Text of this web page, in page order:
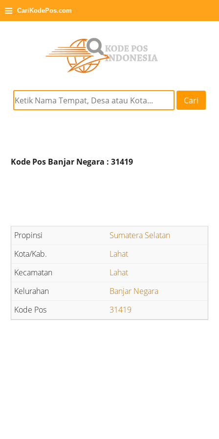
≡ CariKodePos.com
Cari
Kode Pos Banjar Negara : 31419
Sumatera Selatan
Lahat
Lahat
Banjar Negara
31419